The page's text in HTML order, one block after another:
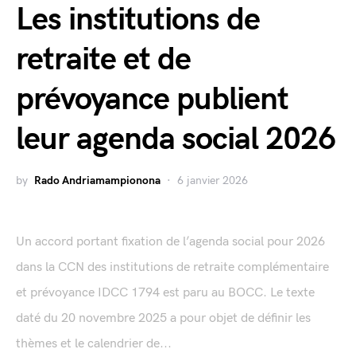
Les institutions de
retraite et de
prévoyance publient
leur agenda social 2026
by Rado Andriamampionona 6 janvier 2026
Un accord portant fixation de l’agenda social pour 2026
dans la CCN des institutions de retraite complémentaire
et prévoyance IDCC 1794 est paru au BOCC. Le texte
daté du 20 novembre 2025 a pour objet de définir les
thèmes et le calendrier de...